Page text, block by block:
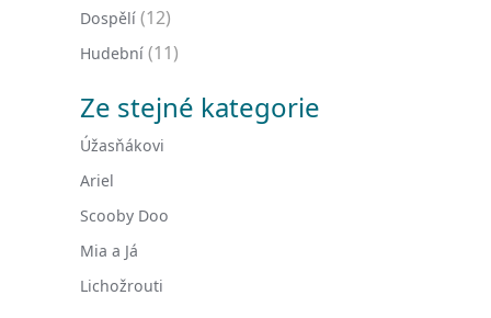
Dospělí (12)
Hudební (11)
Ze stejné kategorie
Úžasňákovi
Ariel
Scooby Doo
Mia a Já
Lichožrouti